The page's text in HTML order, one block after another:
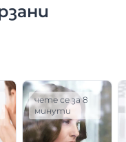
чете се за 8
минути